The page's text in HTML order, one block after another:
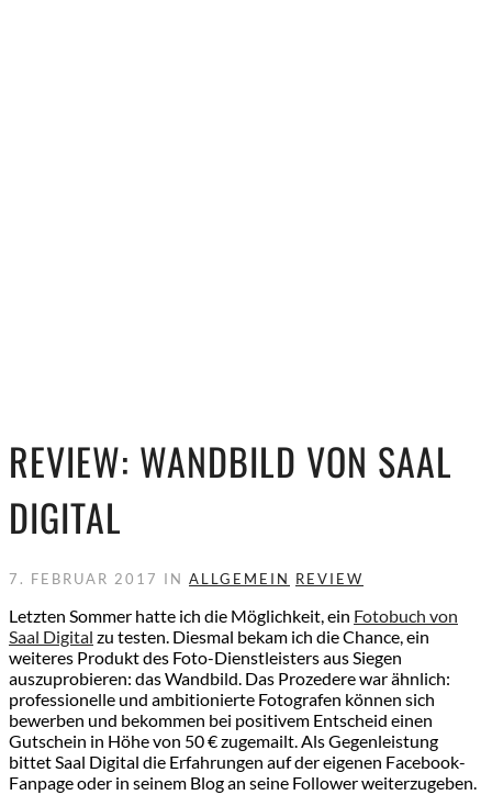
REVIEW: WANDBILD VON SAAL
DIGITAL
7. FEBRUAR 2017 IN ALLGEMEIN REVIEW
Letzten Sommer hatte ich die Möglichkeit, ein Fotobuch von
Saal Digital zu testen. Diesmal bekam ich die Chance, ein
weiteres Produkt des Foto-Dienstleisters aus Siegen
auszuprobieren: das Wandbild. Das Prozedere war ähnlich:
professionelle und ambitionierte Fotografen können sich
bewerben und bekommen bei positivem Entscheid einen
Gutschein in Höhe von 50 € zugemailt. Als Gegenleistung
bittet Saal Digital die Erfahrungen auf der eigenen Facebook-
Fanpage oder in seinem Blog an seine Follower weiterzugeben.